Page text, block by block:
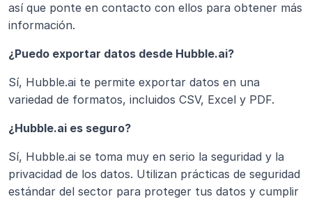
así que ponte en contacto con ellos para obtener más
información.
¿Puedo exportar datos desde Hubble.ai?
Sí, Hubble.ai te permite exportar datos en una
variedad de formatos, incluidos CSV, Excel y PDF.
¿Hubble.ai es seguro?
Sí, Hubble.ai se toma muy en serio la seguridad y la
privacidad de los datos. Utilizan prácticas de seguridad
estándar del sector para proteger tus datos y cumplir